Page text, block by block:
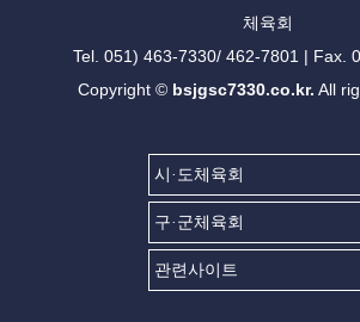
체육회
Tel. 051) 463-7330/ 462-7801 | Fax.
Copyright © bsjgsc7330.co.kr. All